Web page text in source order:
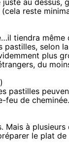
reste
tiendra
pastilles, selon
plus
du
pastilles
feu de
à plusieurs
le plat